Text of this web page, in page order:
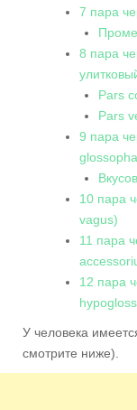
7 пара
8 пара
Pars
Pars
9 пара
10 пара
vagus)
11 пара
12 пара
У человека
смотрите ниже).